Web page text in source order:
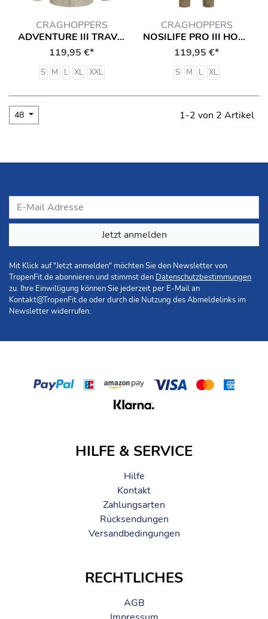
CRAGHOPPERS
ADVENTURE III TRAVEL HEMD
119,95 €*
S M L XL XXL
CRAGHOPPERS
NOSILIFE PRO III HOSE MIT INSEKTENSCHUTZ
119,95 €*
S M L XL
48 1-2 von 2 Artikel
Jetzt anmelden
Mit Klick auf "Jetzt anmelden" möchten Sie den Newsletter von
TropenFit.de abonnieren und stimmst den Datenschutzbestimmungen
zu. Ihre Einwilligung können Sie jederzeit per E-Mail an
Kontakt@TropenFit.deoder durch die Nutzung des Abmeldelinks im
Newsletter widerrufen.
HILFE & SERVICE
Hilfe
Kontakt
Zahlungsarten
Rücksendungen
Versandbedingungen
RECHTLICHES
AGB